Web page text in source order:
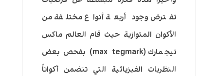
تفترض وجود أربعة أنواع مختلفة من
الأكوان المتوازية حيث قام العالم ماكس
تيجمارك (max tegmark) بفحص بعض
النظريات الفيزيائية التي تتضمن أكواناً